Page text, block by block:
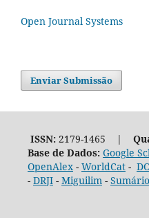
Open Journal Systems
Enviar Submissão
ISSN:2179-1465 |
Base de Dados: Google
OpenAlex- WorldCat-
- DRJI- Miguilim-